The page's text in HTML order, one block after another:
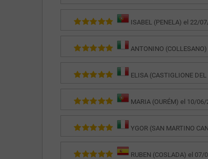
ISABEL (PENELA) el 22/
ANTONINO
ELISA (CASTIGLIONE
MARIA (OURÉM) el 10/06/
YGOR (SAN MARTINO
RUBEN (COSLADA) el 07/